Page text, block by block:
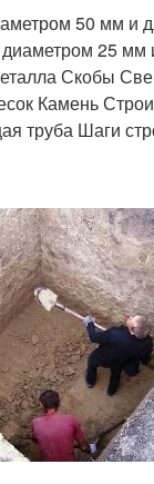
50 мм и
25 мм
Скобы
Камень
труба Шаги